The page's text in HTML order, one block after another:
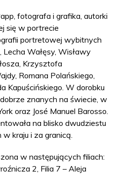
fotografa i grafika, autorki
się w portrecie
portretowej wybitnych
Lecha Wałęsy, Wisławy
Krzysztofa
Romana Polańskiego,
Kapuścińskiego. W dorobku
znanych na świecie, w
oraz José Manuel Barosso.
na blisko dwudziestu
kraju i za granicą.
w następujących filiach:
2, Filia 7 – Aleja